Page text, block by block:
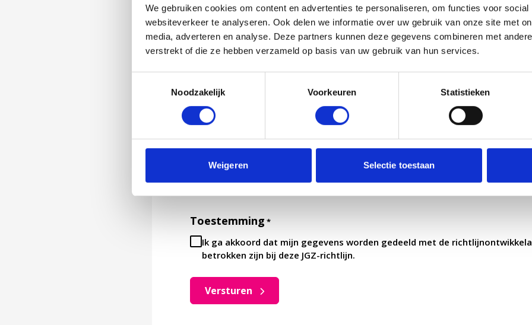
We gebruiken cookies om content en advertenties te personaliseren, om functies voor
websiteverkeer te analyseren. Ook delen we informatie over uw gebruik van onze site met
media, adverteren en analyse. Deze partners kunnen deze gegevens combineren met
verstrekt of die ze hebben verzameld op basis van uw gebruik van hun services.
Noodzakelijk
Voorkeuren Statistieken
Weigeren Selectie toestaan
Jouw feedback wordt verwerkt door de adviseurs van het team richtlijnen
Toestemming *
Ik ga akkoord dat mijn gegevens worden gedeeld met de
betrokken zijn bij deze JGZ-richtlijn.
Versturen